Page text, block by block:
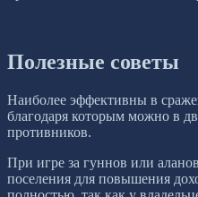
Полезные советы
Наиболее эффективны в
благодаря которым можно в
противников.
При игре за гуннов или
поселения для повышения